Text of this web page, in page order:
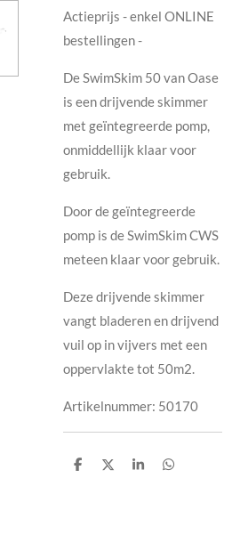
Actieprijs - enkel ONLINE
bestellingen -
De SwimSkim 50 van Oase
is een drijvende skimmer
met geïntegreerde pomp,
onmiddellijk klaar voor
gebruik.
Door de geïntegreerde
pomp is de SwimSkim CWS
meteen klaar voor gebruik.
Deze drijvende skimmer
vangt bladeren en drijvend
vuil op in vijvers met een
oppervlakte tot 50m2.
Artikelnummer: 50170
D
D
S
D